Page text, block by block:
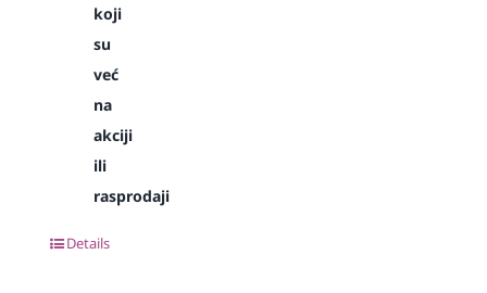
koji
su
već
na
akciji
ili
rasprodaji
Details